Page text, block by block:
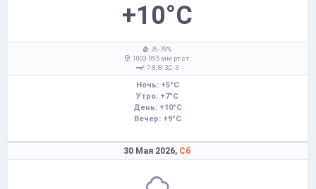
+10°C
: 76-78%
: 1003-995 мм рт.ст.
: 7-8,
З,С-З
Ночь: +5°C
Утро: +7°C
День: +10°C
Вечер: +9°C
30 Мая 2026, Сб